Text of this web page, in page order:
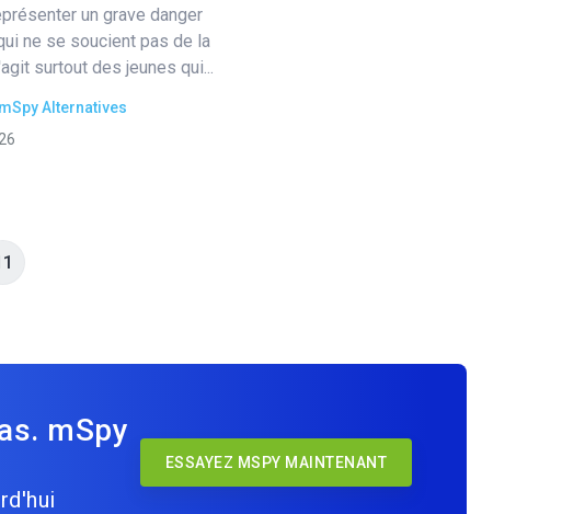
un grave danger
ne se soucient pas de la
surtout des jeunes qui...
mSpy Alternatives
mSpy
ESSAYEZ MSPY MAINTENANT